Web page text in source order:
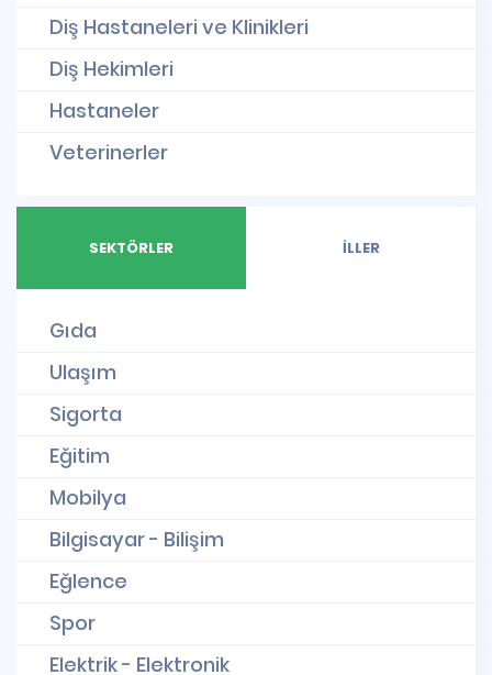
Diş Hastaneleri ve Klinikleri
Diş Hekimleri
Hastaneler
Veterinerler
SEKTÖRLER İLLER
Gıda
Ulaşım
Sigorta
Eğitim
Mobilya
Bilgisayar - Bilişim
Eğlence
Spor
Elektrik - Elektronik